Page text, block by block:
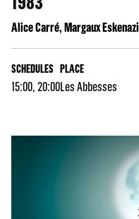
Alice Carré, Margaux Eskenazi
SCHEDULES
15:00, 20:00
PLACE
Les Abbesses